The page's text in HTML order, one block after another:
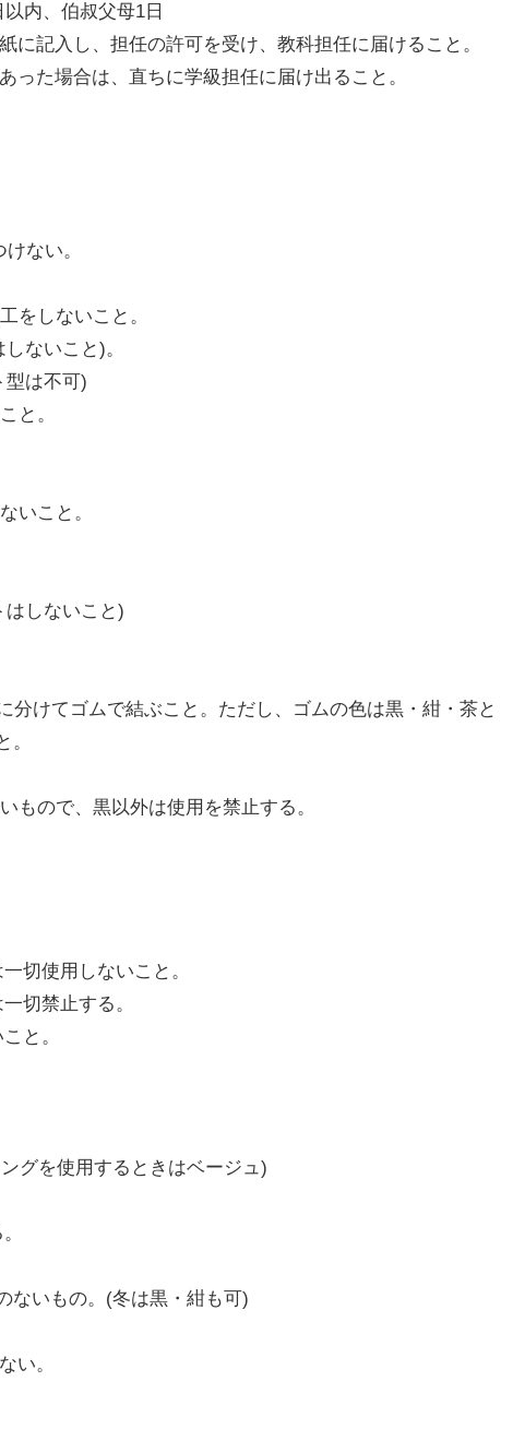
内、伯叔父母1日
に記入し、担任の許可を受け、教科担任に届けること。
った場合は、直ちに学級担任に届け出ること。
ない。
をしないこと。
ないこと)。
型は不可)
と。
いこと。
はしないこと)
分けてゴムで結ぶこと。ただし、ゴムの色は黒・紺・茶と
もので、黒以外は使用を禁止する。
切使用しないこと。
切禁止する。
と。
グを使用するときはベージュ)
ないもの。(冬は黒・紺も可)
い。